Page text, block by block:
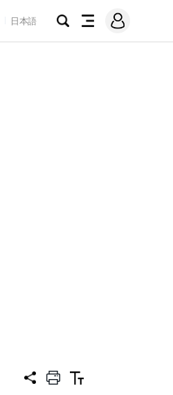
日本語
검
전
메
그
공
프
텍